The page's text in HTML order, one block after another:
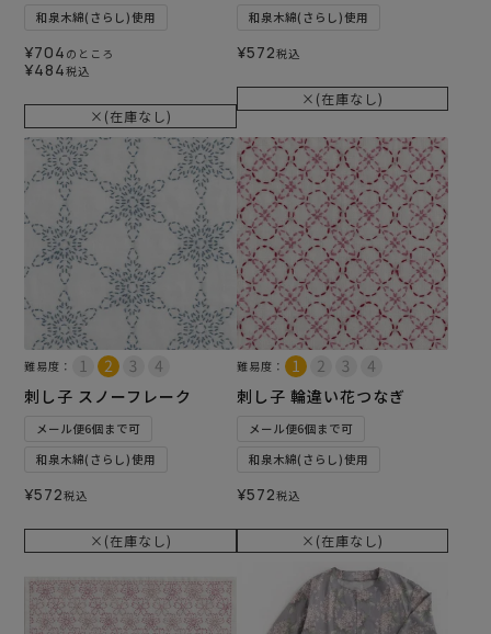
和泉木綿(さらし)使用
¥704 のところ
¥484税込
×(在庫なし)
和泉木綿(さらし)使用
¥572税込
×(在庫なし)
難易度：
刺し子 スノーフレーク
メール便6個まで可
和泉木綿(さらし)使用
¥572税込
×(在庫なし)
難易度：
刺し子 輪違い花つなぎ
メール便6個まで可
和泉木綿(さらし)使用
¥572税込
×(在庫なし)